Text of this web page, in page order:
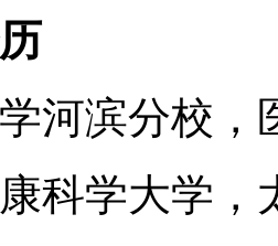
滨分校，
学大学，